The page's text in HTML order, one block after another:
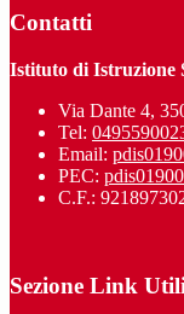
Contatti
Istituto di Istruzione
Via Dante 4,
Tel:
Email:
PEC:
C.F.:
Sezione Link Utili